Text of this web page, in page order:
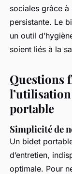
sociales grâce
persistante. Le
un outil
soient liés à la
Questions
portable
Simplicité de
Un bidet
d’entretien,
optimale. Pour